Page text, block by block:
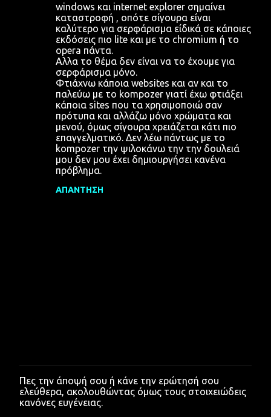
windows και internet explorer σημαίνει
καταστροφή , οπότε σίγουρα είναι
καλύτερο για σερφάρισμα είδικά σε κάποιες
εκδόσεις πιο lite και με το chromium ή το
opera πάντα.
Αλλα το θέμα δεν είναι να το έχουμε για
σερφάρισμα μόνο.
Φτιάχνω κάποια websites και αν και το
παλεύω με το kompozer γιατί έχω φτιάξει
κάποια sites που τα χρησιμοποιώ σαν
πρότυπα και αλλάζω μόνο χρώματα και
μενού, όμως σίγουρα χρειάζεται κάτι πιο
επαγγελματικό. Δεν λέω πάντως με το
kompozer την ψιλοκάνω την την δουλειά
μου δεν μου έχει δημιουργήσει κανένα
πρόβλημα.
ΑΠΆΝΤΗΣΗ
Δ
η
μ
Πες την άποψή σου ή κάνε την ερώτησή σου
ελεύθερα, ακολουθώντας όμως τους στοιχειώδεις
κανόνες ευγένειας.